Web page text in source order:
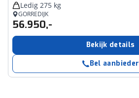
Ledig 275 kg
GORREDIJK
56.950,-
Bekijk details
Bel aanbieder